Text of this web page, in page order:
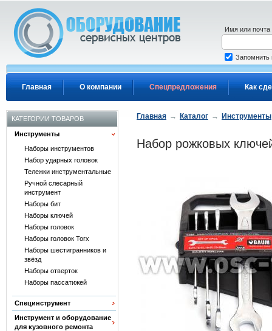
Главная О компании Спецпредложения Как
Имя или почта
Запомнить
КАТЕГОРИИ ТОВАРОВ
Инструменты
Наборы инструментов
Набор ударных головок
Тележки инструментальные
Ручной слесарный
инструмент
Наборы бит
Наборы ключей
Наборы головок
Наборы головок Torx
Наборы шестигранников и
звёзд
Наборы отверток
Наборы пассатижей
Специнструмент
Инструмент и оборудование
для кузовного ремонта
Главная → Каталог → Инструменты
Набор рожковых